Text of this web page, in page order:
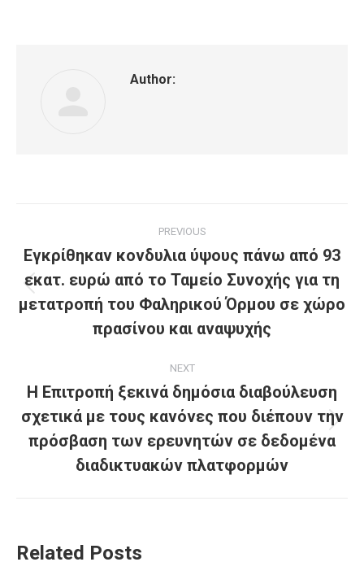
Author:
navigation
PREVIOUS
Previous
post:
Εγκρίθηκαν κονδυλια ύψους πάνω από 93
εκατ. ευρώ από το Ταμείο Συνοχής για τη
μετατροπή του Φαληρικού Όρμου σε χώρο
πρασίνου και αναψυχής
NEXT
post:
Η Επιτροπή ξεκινά δημόσια διαβούλευση
σχετικά με τους κανόνες που διέπουν την
πρόσβαση των ερευνητών σε δεδομένα
διαδικτυακών πλατφορμών
Related Posts